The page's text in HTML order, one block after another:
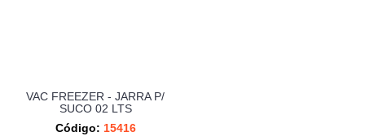
VAC FREEZER - JARRA P/
SUCO 02 LTS
Código: 15416